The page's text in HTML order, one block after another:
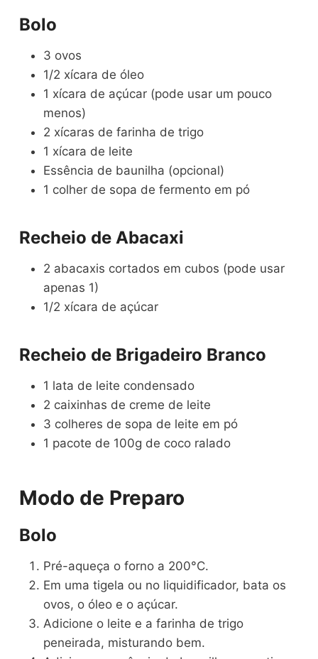
Bolo
3 ovos
1/2 xícara de óleo
1 xícara de açúcar (pode usar um pouco
menos)
2 xícaras de farinha de trigo
1 xícara de leite
Essência de baunilha (opcional)
1 colher de sopa de fermento em pó
Recheio de Abacaxi
2 abacaxis cortados em cubos (pode usar
apenas 1)
1/2 xícara de açúcar
Recheio de Brigadeiro Branco
1 lata de leite condensado
2 caixinhas de creme de leite
3 colheres de sopa de leite em pó
1 pacote de 100g de coco ralado
Modo de Preparo
Bolo
Pré-aqueça o forno a 200°C.
Em uma tigela ou no liquidificador, bata os
ovos, o óleo e o açúcar.
Adicione o leite e a farinha de trigo
peneirada, misturando bem.